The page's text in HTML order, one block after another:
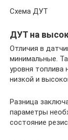
Схема ДУТ
ДУТ на
Отличия в
минимальные.
уровня топлива
низкой и
Разница
параметры
состояние